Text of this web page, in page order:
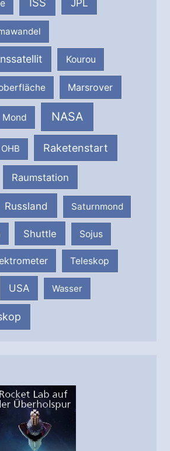
Kourou
Marsrover
Mond NASA
OHB Raketenstart
Raumstation
Russland Saturnmond
Shuttle Sojus
Teleskop
USA Wasser